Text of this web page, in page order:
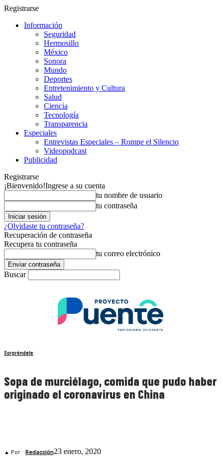
Registrarse
Información
Seguridad
Hermosillo
México
Sonora
Mundo
Deportes
Entretenimiento y Cultura
Salud
Ciencia
Tecnología
Transparencia
Especiales
Entrevistas Especiales – Rompe el Silencio
Videopodcast
Publicidad
Registrarse
¡Bienvenido!Ingrese a su cuenta
tu nombre de usuario
tu contraseña
¿Olvidaste tu contraseña?
Recuperación de contraseña
Recupera tu contraseña
tu correo electrónico
Buscar
Sorpréndete
Sopa de murciélago, comida que pudo haber
originado el coronavirus en China
▲ Por Redacción23 enero, 2020